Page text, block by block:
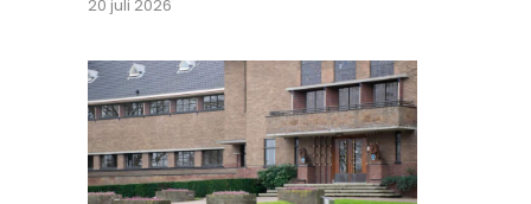
20 juli 2026